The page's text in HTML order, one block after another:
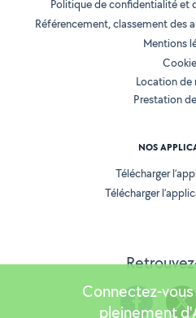
Politique de confidentialité et
Référencement, classement des
Mentions
Location de
Prestation
NOS
Télécharger
Télécharger
Connectez-
pleinement